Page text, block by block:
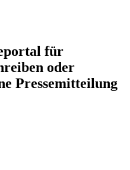
für
oder
Pressemitteilung